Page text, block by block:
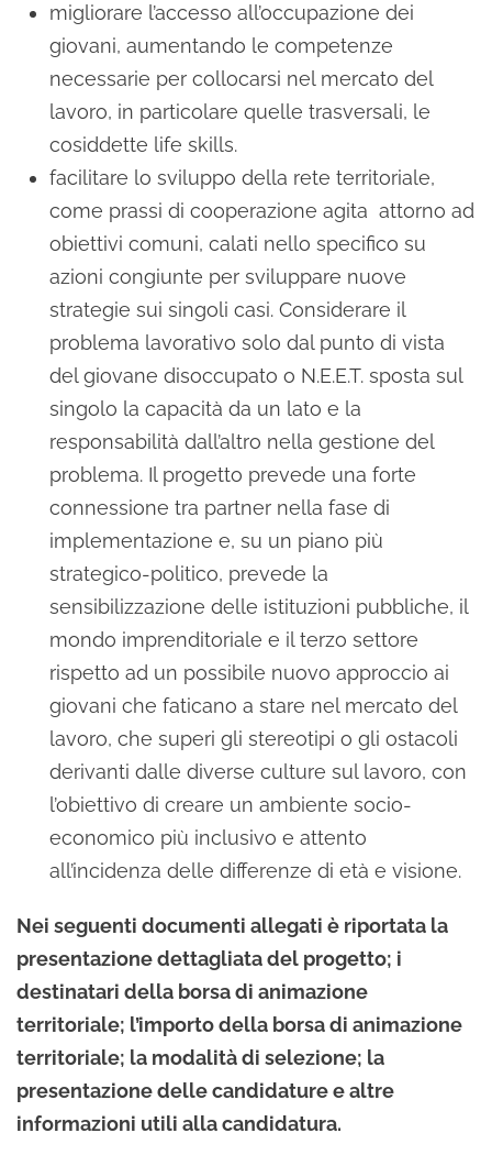
migliorare l’accesso all’occupazione dei
giovani, aumentando le competenze
necessarie per collocarsi nel mercato del
lavoro, in particolare quelle trasversali, le
cosiddette life skills.
facilitare lo sviluppo della rete territoriale,
come prassi di cooperazione agita attorno ad
obiettivi comuni, calati nello specifico su
azioni congiunte per sviluppare nuove
strategie sui singoli casi. Considerare il
problema lavorativo solo dal punto di vista
del giovane disoccupato o N.E.E.T. sposta sul
singolo la capacità da un lato e la
responsabilità dall’altro nella gestione del
problema. Il progetto prevede una forte
connessione tra partner nella fase di
implementazione e, su un piano più
strategico-politico, prevede la
sensibilizzazione delle istituzioni pubbliche, il
mondo imprenditoriale e il terzo settore
rispetto ad un possibile nuovo approccio ai
giovani che faticano a stare nel mercato del
lavoro, che superi gli stereotipi o gli ostacoli
derivanti dalle diverse culture sul lavoro, con
l’obiettivo di creare un ambiente socio-
economico più inclusivo e attento
all’incidenza delle differenze di età e visione.
Nei seguenti documenti allegati è riportata la
presentazione dettagliata del progetto; i
destinatari della borsa di animazione
territoriale; l’importo della borsa di animazione
territoriale; la modalità di selezione; la
presentazione delle candidature e altre
informazioni utili alla candidatura.